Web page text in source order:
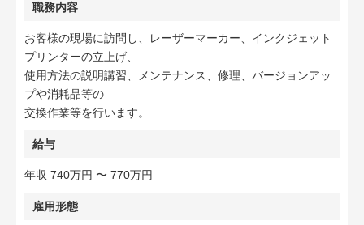
職務内容
お客様の現場に訪問し、レーザーマーカー、インクジェット
プリンターの立上げ、
使用方法の説明講習、メンテナンス、修理、バージョンアッ
プや消耗品等の
交換作業等を行います。
給与
年収 740万円 〜 770万円
雇用形態